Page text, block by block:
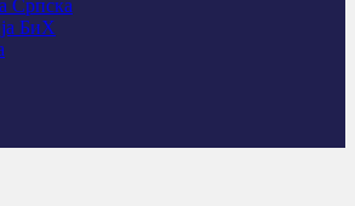
Српска
БиХ